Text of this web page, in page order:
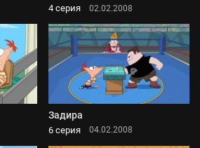
4 серия 02.02.2008
Задира
6 серия 04.02.2008